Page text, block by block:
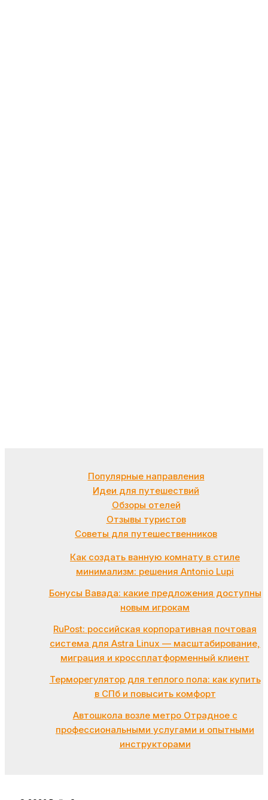
Популярные направления
Идеи для путешествий
Обзоры отелей
Отзывы туристов
Советы для путешественников
Как создать ванную комнату в стиле
минимализм: решения Antonio Lupi
Бонусы Вавада: какие предложения доступны
новым игрокам
RuPost: российская корпоративная почтовая
система для Astra Linux — масштабирование,
миграция и кроссплатформенный клиент
Терморегулятор для теплого пола: как купить
в СПб и повысить комфорт
Автошкола возле метро Отрадное с
профессиональными услугами и опытными
инструкторами